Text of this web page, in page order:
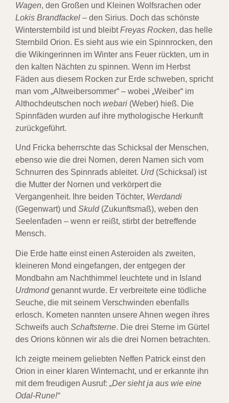
Wagen, den Großen und Kleinen Wolfsrachen oder
Lokis Brandfackel – den Sirius. Doch das schönste
Wintersternbild ist und bleibtFreyas Rocken, das helle
Sternbild Orion. Es sieht aus wie ein Spinnrocken, den
die Wikingerinnen im Winter ans Feuer rückten, um in
den kalten Nächten zu spinnen. Wenn im Herbst
Fäden aus diesem Rocken zur Erde schweben, spricht
man vom „Altweibersommer“ – wobei „Weiber“ im
Althochdeutschen noch webari (Weber) hieß. Die
Spinnfäden wurden auf ihre mythologische Herkunft
zurückgeführt.
Und Fricka beherrschte das Schicksal der Menschen,
ebenso wie die drei Nornen, deren Namen sich vom
Schnurren des Spinnrads ableitet. Urd(Schicksal) ist
die Mutter der Nornen und verkörpert die
Vergangenheit. Ihre beiden Töchter, Werdandi
(Gegenwart) und Skuld(Zukunftsmaß), weben den
Seelenfaden – wenn er reißt, stirbt der betreffende
Mensch.
Die Erde hatte einst einen Asteroiden als zweiten,
kleineren Mond eingefangen, der entgegen der
Mondbahn am Nachthimmel leuchtete und in Island
Urdmondgenannt wurde. Er verbreitete eine tödliche
Seuche, die mit seinem Verschwinden ebenfalls
erlosch. Kometen nannten unsere Ahnen wegen ihres
Schweifs auch Schaftsterne. Die drei Sterne im Gürtel
des Orions können wir als die drei Nornen betrachten.
Ich zeigte meinem geliebten Neffen Patrick einst den
Orion in einer klaren Winternacht, und er erkannte ihn
mit dem freudigen Ausruf: „Der sieht ja aus wie eine
Odal-Rune!“